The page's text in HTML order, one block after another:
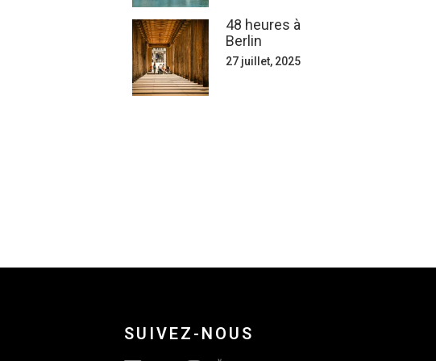
48 heures à
Berlin
27 juillet, 2025
SUIVEZ-NOUS